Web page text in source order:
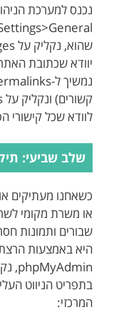
נכנס למערכת
יוודא שכתובת
לוודא שכל קישורי
שלב שביעי:
כשאחנו מעתיקים
או משרת מקומי
בתפריט הניווט
המרכזי: